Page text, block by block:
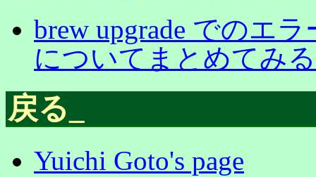
brew upgrade でのエ
についてまとめてみる
戻る
Yuichi Goto's page